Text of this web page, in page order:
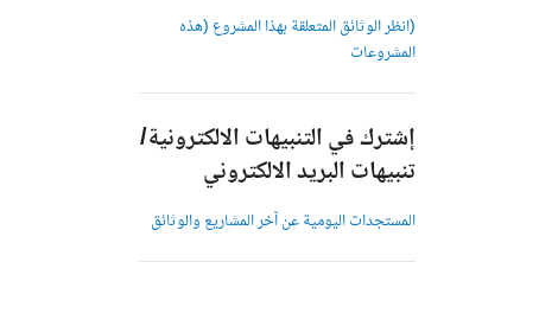
(انظر الوثائق المتعلقة بهذا المشروع (هذه
المشروعات
إشترك في التنبيهات الالكترونية/
تنبيهات البريد الالكتروني
المستجدات اليومية عن آخر المشاريع والوثائق